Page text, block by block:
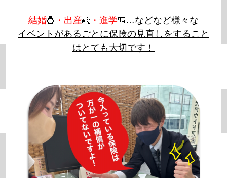
結婚💍 ・出産👼 ・進学🎒…などなど様々な
イベントがあるごとに保険の見直しをすること
はとても大切です！